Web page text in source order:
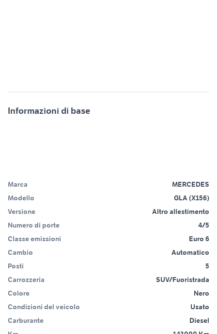
Informazioni di base
Marca
MERCEDES
Modello
GLA (X156)
Versione
Altro allestimento
Numero di porte
4/5
Classe emissioni
Euro 6
Cambio
Automatico
Posti
5
Carrozzeria
SUV/Fuoristrada
Colore
Nero
Condizioni del veicolo
Usato
Carburante
Diesel